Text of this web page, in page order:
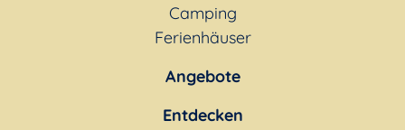
Camping
Ferienhäuser
Angebote
Entdecken